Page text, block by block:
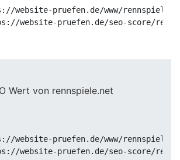
website-pruefen.de/www/
website-pruefen.de/seo-score/
website-pruefen.de/www/
website-pruefen.de/seo-score/